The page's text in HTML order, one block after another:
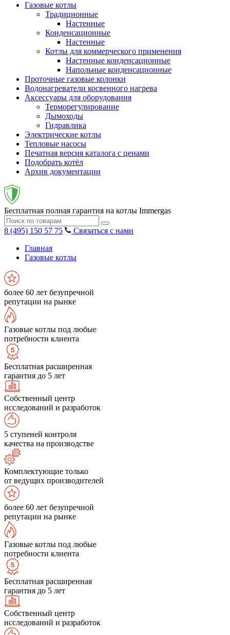
Газовые котлы
Традиционные
Настенные
Конденсационные
Настенные
Котлы для коммерческого применения
Настенные конденсационные
Напольные конденсационные
Проточные газовые колонки
Водонагреватели косвенного нагрева
Аксессуары для оборудования
Терморегулирование
Дымоходы
Гидравлика
Электрические котлы
Тепловые насосы
Печатная версия каталога с ценами
Подобрать котёл
Архив документации
Бесплатная полная гарантия на котлы Immergas
8 (495) 150 57 75
Связаться с нами
Главная
Газовые котлы
более 60 лет безупречной
репутации на рынке
Газовые котлы под любые
потребности клиента
Бесплатная расширенная
гарантия до 5 лет
Собственный центр
исследований и разработок
5 ступеней контроля
качества на производстве
Комплектующие только
от ведущих производителей
более 60 лет безупречной
репутации на рынке
Газовые котлы под любые
потребности клиента
Бесплатная расширенная
гарантия до 5 лет
Собственный центр
исследований и разработок